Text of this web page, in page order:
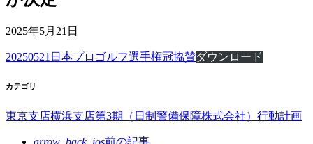
2025年5月21日
20250521日本プロゴルフ選手権冠協賛ダウンロード
カテゴリ
東京支店横浜支店第3期（日制警備保障株式会社）行動計画